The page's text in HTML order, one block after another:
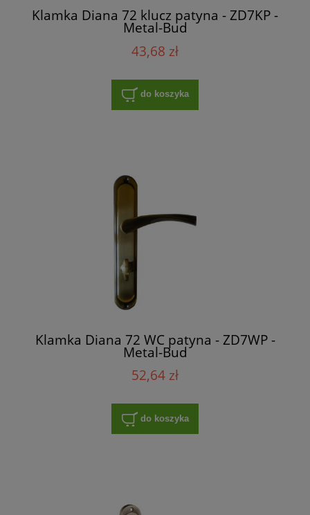
Klamka Diana 72 klucz patyna - ZD7KP -
Metal-Bud
43,68 zł
do koszyka
Klamka Diana 72 WC patyna - ZD7WP -
Metal-Bud
52,64 zł
do koszyka